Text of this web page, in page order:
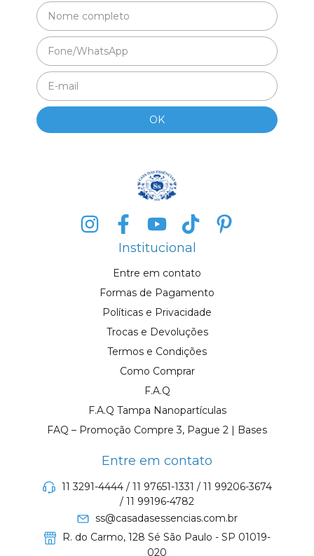
Institucional
Entre em contato
Formas de Pagamento
Políticas e Privacidade
Trocas e Devoluções
Termos e Condições
Como Comprar
F.A.Q
F.A.Q Tampa Nanopartículas
FAQ – Promoção Compre 3, Pague 2 | Bases
Entre em contato
11 3291-4444 / 11 97651-1331 / 11 99206-3674
/ 11 99196-4782
ss@casadasessencias.com.br
R. do Carmo, 128 Sé São Paulo - SP 01019-
020